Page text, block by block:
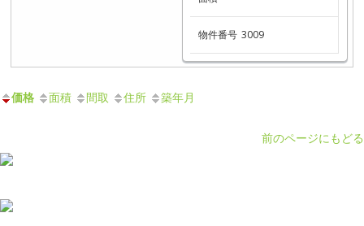
物件番号 3009
価格 面積 間取 住所 築年月
前のページにもどる